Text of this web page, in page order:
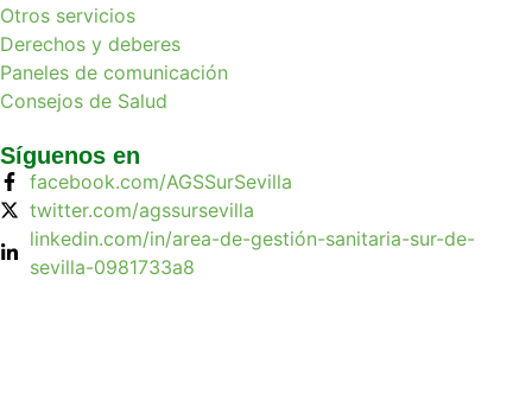
Otros servicios
Derechos y deberes
Paneles de comunicación
Consejos de Salud
Síguenos en
facebook.com/AGSSurSevilla
twitter.com/agssursevilla
linkedin.com/in/area-de-gestión-sanitaria-sur-de-
sevilla-0981733a8